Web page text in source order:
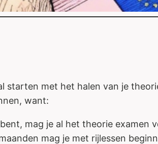
starten met het halen van je
want:
mag je al het theorie examen
mag je met rijlessen